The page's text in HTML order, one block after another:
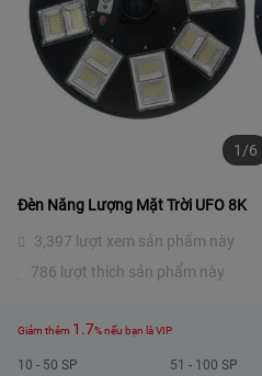
1/6
Đèn Năng Lượng Mặt Trời UFO 8K
3,397 lượt xem sản phẩm này
786 lượt thích sản phẩm này
Giảm thêm 1.7% nếu bạn là VIP
10 - 50 SP 51 - 100 SP